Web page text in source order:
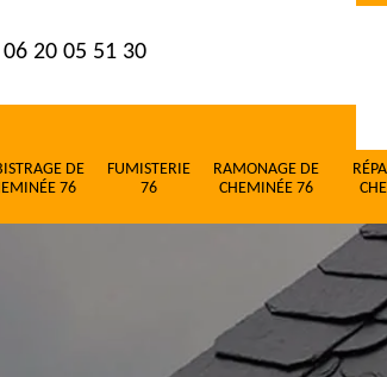
20 05 51 30
DE
76
FUMISTERIE
76
RAMONAGE DE
CHEMINÉE 76